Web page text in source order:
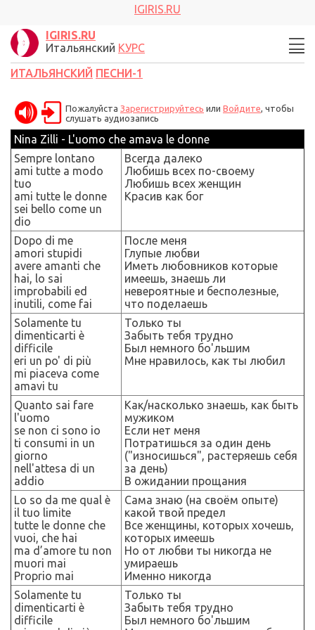
IGIRIS.RU
IGIRIS.RU
Итальянский КУРС
ИТАЛЬЯНСКИЙ ПЕСНИ-1
Пожалуйста Зарегистрируйтесь или Войдите, чтобы
слушать аудиозапись
Nina Zilli - L'uomo che amava le donne
Sempre lontano
ami tutte a modo
tuo
ami tutte le donne
sei bello come un
dio
Всегда далеко
Любишь всех по-своему
Любишь всех женщин
Красив как бог
Dopo di me
amori stupidi
avere amanti che
hai, lo sai
improbabili ed
inutili, come fai
После меня
Глупые любви
Иметь любовников которые
имеешь, знаешь ли
невероятные и бесполезные,
что поделаешь
Solamente tu
dimenticarti è
difficile
eri un po' di più
mi piaceva come
amavi tu
Только ты
Забыть тебя трудно
Был немного бо'льшим
Мне нравилось, как ты любил
Quanto sai fare
l'uomo
se non ci sono io
ti consumi in un
giorno
nell'attesa di un
addio
Как/насколько знаешь, как быть
мужиком
Если нет меня
Потратишься за один день
("износишься", растеряешь себя
за день)
В ожидании прощания
Lo so da me qual è
il tuo limite
tutte le donne che
vuoi, che hai
ma d’amore tu non
muori mai
Proprio mai
Сама знаю (на своём опыте)
какой твой предел
Все женщины, которых хочешь,
которых имеешь
Но от любви ты никогда не
умираешь
Именно никогда
Solamente tu
dimenticarti è
difficile
Только ты
Забыть тебя трудно
Был немного бо'льшим